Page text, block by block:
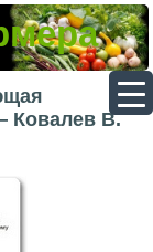
Ковалев В.